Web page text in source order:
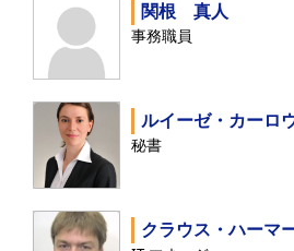
研究クラスター
デジタル・トラン
ション
研究クラスター
トランスリージョ
ン
関根 真人
事務職員
ルイーゼ・カーロ
秘書
クラウス・ハーマ